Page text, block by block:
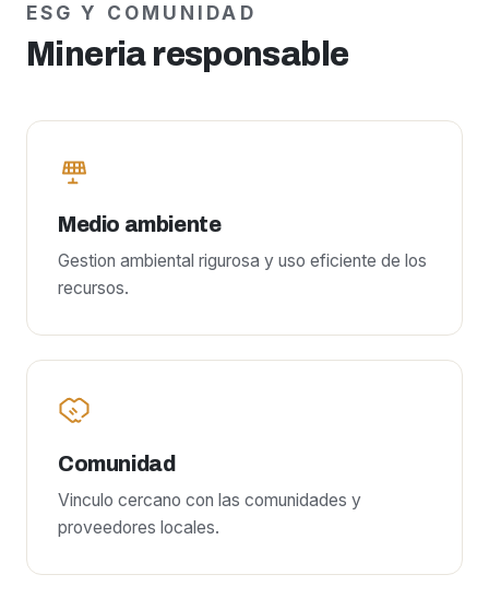
ESG Y COMUNIDAD
Mineria responsable
Medio ambiente
Gestion ambiental rigurosa y uso eficiente de los
recursos.
Comunidad
Vinculo cercano con las comunidades y
proveedores locales.